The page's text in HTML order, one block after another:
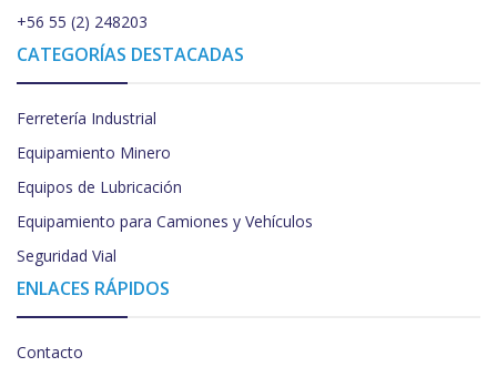
+56 55 (2) 248203
CATEGORÍAS DESTACADAS
Ferretería Industrial
Equipamiento Minero
Equipos de Lubricación
Equipamiento para Camiones y Vehículos
Seguridad Vial
ENLACES RÁPIDOS
Contacto